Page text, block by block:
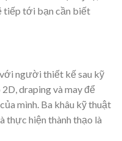
tiếp tới bạn cần biết
người thiết kế sau kỹ
draping và may để
mình. Ba khâu kỹ thuật
thực hiện thành thạo là